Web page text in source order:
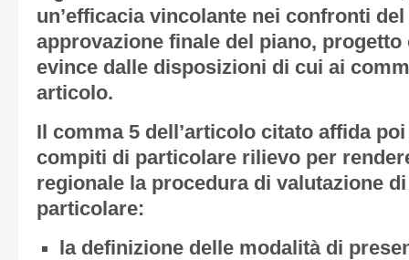
un’efficacia vincolante nei confronti
approvazione finale del piano,
evince dalle disposizioni di cui ai
articolo.
Il comma 5 dell’articolo citato affida
compiti di particolare rilievo per
regionale la procedura di valutazione
particolare:
la definizione delle modalità di